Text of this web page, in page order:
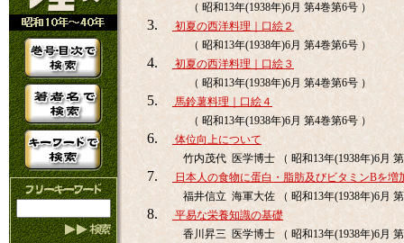
（ 昭和13年(1938年)6月 第4巻第6号 ）
3.
初夏の西洋料理｜口絵２
（ 昭和13年(1938年)6月 第4巻第6号 ）
4.
初夏の西洋料理｜口絵３
（ 昭和13年(1938年)6月 第4巻第6号 ）
5.
馬鈴薯料理｜口絵４
（ 昭和13年(1938年)6月 第4巻第6号 ）
6.
体位向上について
竹内茂代 医学博士 （ 昭和13年(1938年)6月
7.
日本人の食物に蛋白・脂肪及びビタミンBを増
福井信立 海軍大佐 （ 昭和13年(1938年)6月
8.
平易な栄養知識の基礎
香川昇三 医学博士 （ 昭和13年(1938年)6月